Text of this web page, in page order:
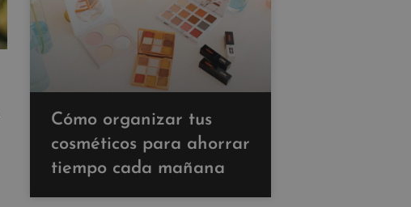
Cómo organizar tus
cosméticos para ahorrar
tiempo cada mañana